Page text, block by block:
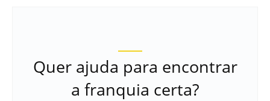
Quer ajuda para encontrar
a franquia certa?